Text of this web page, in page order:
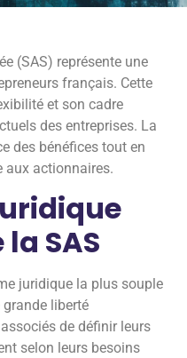
(SAS) représente une
français. Cette
et son cadre
des entreprises. La
des bénéfices tout en
actionnaires.
SAS
juridique la plus souple
liberté
de définir leurs
selon leurs besoins